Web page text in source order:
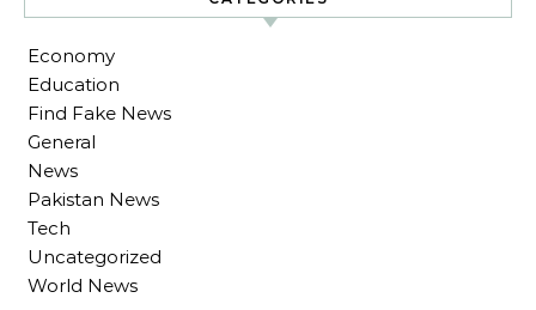
Economy
Education
Find Fake News
General
News
Pakistan News
Tech
Uncategorized
World News